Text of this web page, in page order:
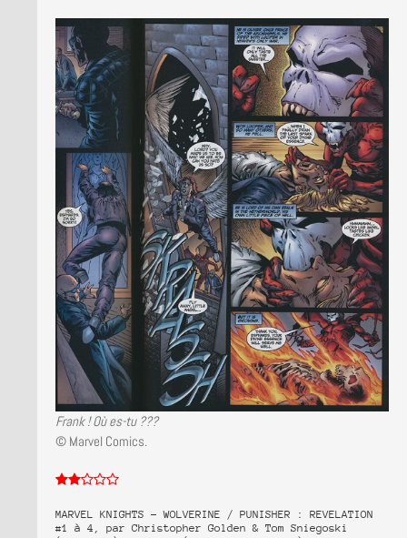
Frank ! Où es-tu ???
© Marvel Comics.
MARVEL KNIGHTS – WOLVERINE / PUNISHER : REVELATION
#1 à 4, par Christopher Golden & Tom Sniegoski